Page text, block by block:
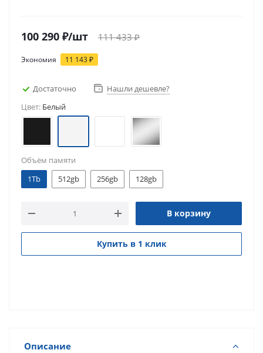
100 290 ₽/шт 111 433₽
Экономия 11 143₽
Достаточно
Нашли дешевле?
Цвет: Белый
Объём памяти
1Tb
512gb 256gb 128gb
В корзину
Купить в 1 клик
Описание